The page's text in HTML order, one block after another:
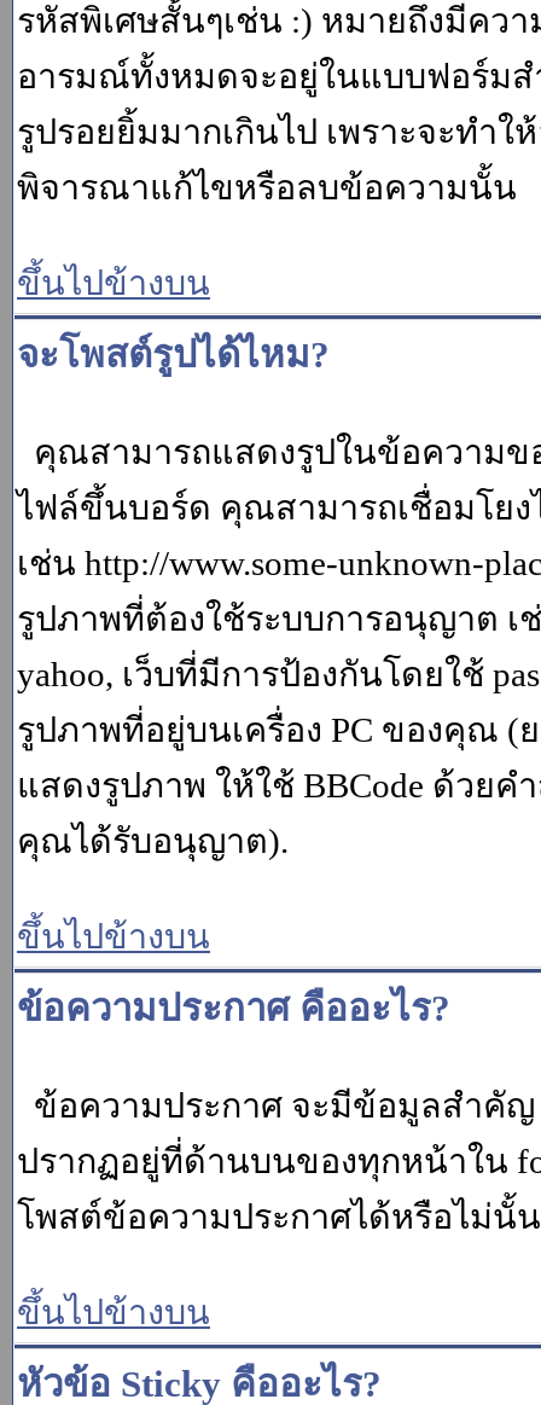
รหัสพิเศษสั้นๆเช่น :) หมายถึงมีคว
อารมณ์ทั้งหมดจะอยู่ในแบบฟอร์ม
รูปรอยยิ้มมากเกินไป เพราะจะทำใ
พิจารณาแก้ไขหรือลบข้อความนั้น
ขึ้นไปข้างบน
จะโพสต์รูปได้ไหม?
คุณสามารถแสดงรูปในข้อความ
ไฟล์ขึ้นบอร์ด คุณสามารถเชื่อมโยง
เช่น http://www.some-unknown-
รูปภาพที่ต้องใช้ระบบการอนุญาต เ
yahoo, เว็บที่มีการป้องกันโดยใช้
รูปภาพที่อยู่บนเครื่อง PC ของคุณ (
แสดงรูปภาพ ให้ใช้ BBCode ด้วย
คุณได้รับอนุญาต).
ขึ้นไปข้างบน
ข้อความประกาศ คืออะไร?
ข้อความประกาศ จะมีข้อมูลสำคั
ปรากฏอยู่ที่ด้านบนของทุกหน้าใน
โพสต์ข้อความประกาศได้หรือไม่นั้
ขึ้นไปข้างบน
หัวข้อ Sticky คืออะไร?